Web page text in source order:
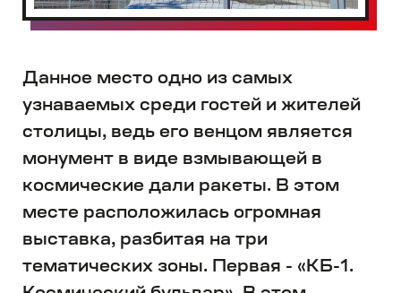
развить свои навыки в области